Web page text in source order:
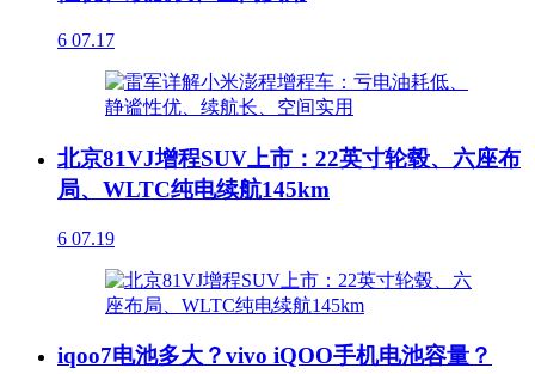
6 07.17
北京81VJ增程SUV上市：22英寸轮毂、六座布
局、WLTC纯电续航145km
6 07.19
iqoo7电池多大？vivo iQOO手机电池容量？